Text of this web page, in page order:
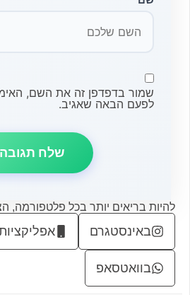
שמור בדפדפן זה את השם,
לפעם הבאה שאגיב.
להיות בריאים יותר בכל פלטפורמה,
באינסטגרם
בוואטסאפ